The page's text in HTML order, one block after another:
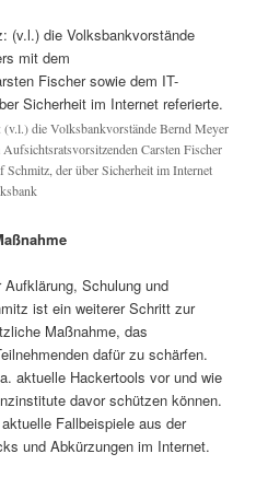
die Volksbankvorstände Bernd Meyer
Carsten Fischer
Schmitz, der über Sicherheit im Internet
Aufklärung, Schulung und
ist ein weiterer Schritt zur
Maßnahme, das
dafür zu schärfen.
aktuelle Hackertools vor und wie
davor schützen können.
Fallbeispiele aus der
und Abkürzungen im Internet.